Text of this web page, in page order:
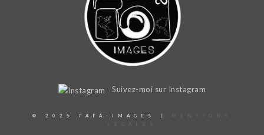
Suivez-moi sur Instagram
© 2025 FAFA-IMAGES |